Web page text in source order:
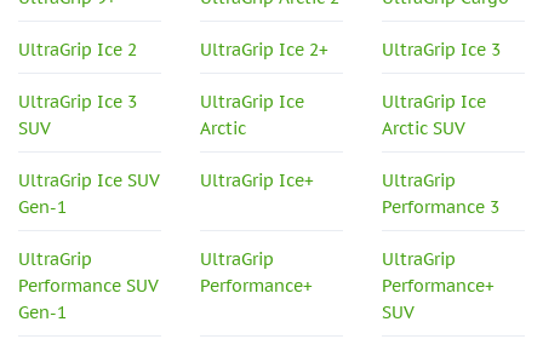
UltraGrip Ice 2 UltraGrip Ice 2+ UltraGrip Ice 3
UltraGrip Ice 3
SUV
UltraGrip Ice
Arctic
UltraGrip Ice
Arctic SUV
UltraGrip Ice SUV
Gen-1
UltraGrip Ice+
UltraGrip
Performance 3
UltraGrip
Performance SUV
Gen-1
UltraGrip
Performance+
UltraGrip
Performance+
SUV